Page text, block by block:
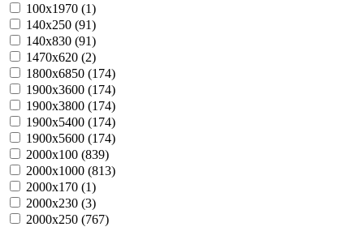
100х1970 (1)
140х250 (91)
140х830 (91)
1470х620 (2)
1800х6850 (174)
1900х3600 (174)
1900х3800 (174)
1900х5400 (174)
1900х5600 (174)
2000х100 (839)
2000х1000 (813)
2000х170 (1)
2000х230 (3)
2000х250 (767)